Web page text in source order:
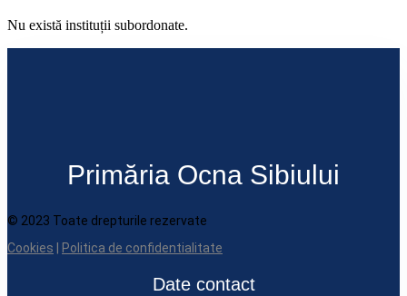
Nu există instituții subordonate.
Primăria Ocna Sibiului
© 2023 Toate drepturile rezervate
Cookies
Politica de confidentialitate
Date contact